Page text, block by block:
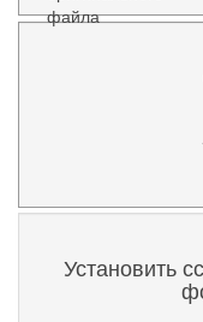
файла
Установить